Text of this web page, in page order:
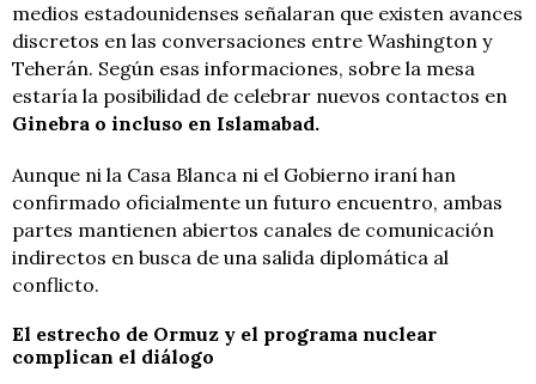
medios estadounidenses señalaran que existen avances
discretos en las conversaciones entre Washington y
Teherán. Según esas informaciones, sobre la mesa
estaría la posibilidad de celebrar nuevos contactos en
Ginebra o incluso en Islamabad.
Aunque ni la Casa Blanca ni el Gobierno iraní han
confirmado oficialmente un futuro encuentro, ambas
partes mantienen abiertos canales de comunicación
indirectos en busca de una salida diplomática al
conflicto.
El estrecho de Ormuz y el programa nuclear
complican el diálogo